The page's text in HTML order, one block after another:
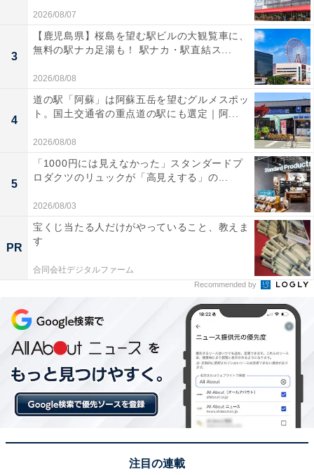
2026/08/07
3
【鹿児島県】桜島を望む駅ビルの大観覧車に、
無料の駅ナカ足湯も！ 駅ナカ・駅直結ス...
2026/08/08
4
道の駅「阿蘇」は阿蘇五岳を望むグルメスポッ
ト。国土交通省の重点道の駅にも選定｜阿...
2026/08/08
5
「1000円には見えなかった」スタンダードプ
ロダクツのリュックが「高見えする」の...
2026/08/03
PR
宝くじ当たる人だけがやっていること、教えま
す
合同会社デジタルファーム
Recommended by
注目の連載